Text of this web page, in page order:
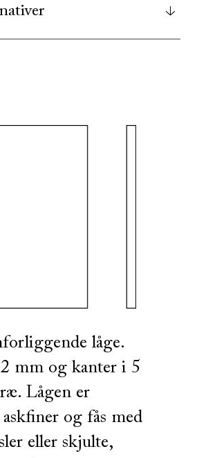
låge.
mm og kanter i 5
Lågen er
og fås med
eller skjulte,